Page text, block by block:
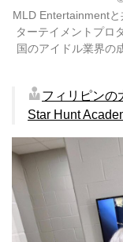
MLD Entertainment
ターテイメントプロ
国のアイドル業界の
フィリピンの
Star Hunt